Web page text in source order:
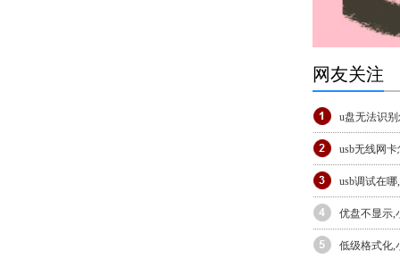
网友关注
u盘无法识
usb无线网
usb调试在
优盘不显示,
低级格式化,